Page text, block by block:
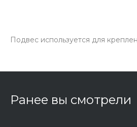
Подвес используется для
Ранее вы смотрели